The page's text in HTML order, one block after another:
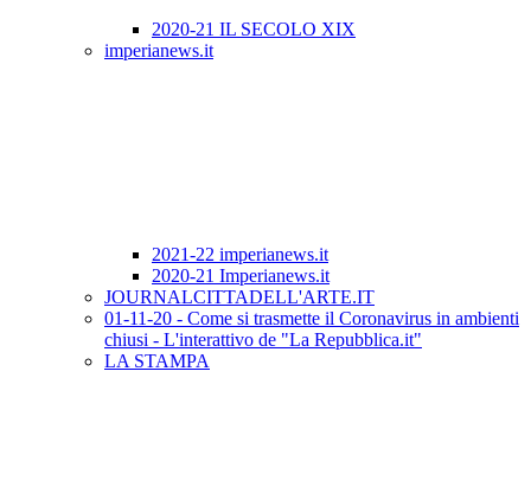
2020-21 IL SECOLO XIX
imperianews.it
2021-22 imperianews.it
2020-21 Imperianews.it
JOURNALCITTADELL'ARTE.IT
01-11-20 - Come si trasmette il Coronavirus in ambienti
chiusi - L'interattivo de "La Repubblica.it"
LA STAMPA